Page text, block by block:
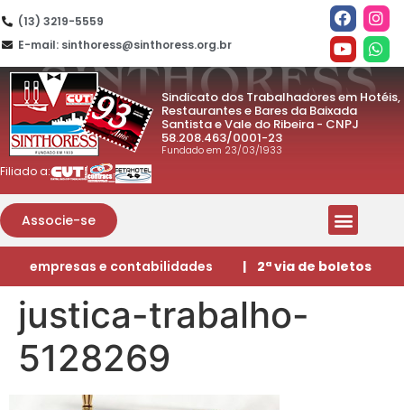
(13) 3219-5559
E-mail: sinthoress@sinthoress.org.br
Sindicato dos Trabalhadores em Hotéis,
Restaurantes e Bares da Baixada
Santista e Vale do Ribeira - CNPJ
58.208.463/0001-23
Fundado em 23/03/1933
Filiado a:
Associe-se
empresas e contabilidades | 2ª via de boletos
justica-trabalho-
5128269